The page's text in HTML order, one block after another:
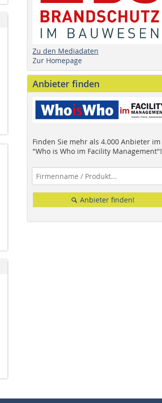
Zu den Mediadaten
Zur Homepage
Anbieter finden
Finden Sie mehr als 4.000 Anbieter im
"Who is Who im Facility Management"!
Anbieter finden!